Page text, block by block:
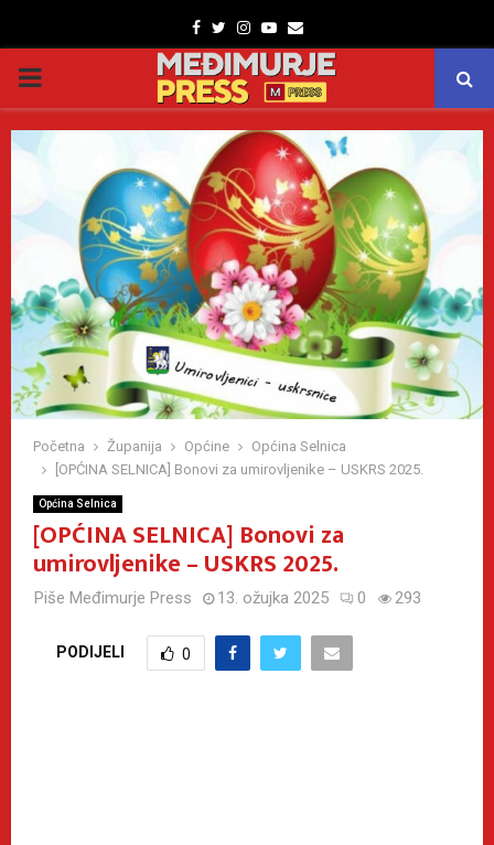
Facebook
TwitterInstagram
Youtube
Email
PRIMARY
MENU
Početna Županija Općine
Općina Selnica
[OPĆINA SELNICA] Bonovi za umirovljenike – USKRS 2025.
Općina Selnica
[OPĆINA SELNICA] Bonovi za
umirovljenike – USKRS 2025.
Piše Međimurje Press 13. ožujka 2025 0 293
PODIJELI 0